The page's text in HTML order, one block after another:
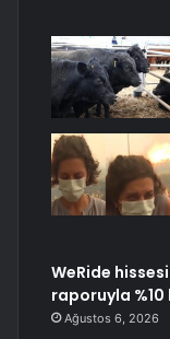
WeRide
raporuyla
Ağustos 6, 2026